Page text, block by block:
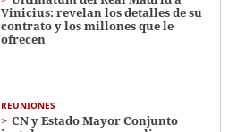
Vinicius: revelan los detalles de su
contrato y los millones que le
ofrecen
REUNIONES
CN y Estado Mayor Conjunto